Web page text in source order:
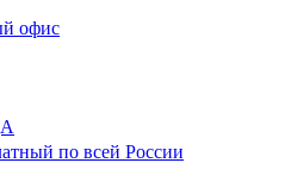
офис
по всей России